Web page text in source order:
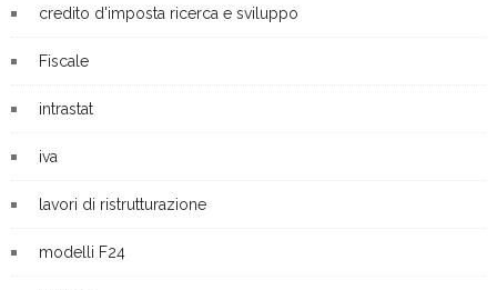
credito d'imposta ricerca e sviluppo
Fiscale
intrastat
iva
lavori di ristrutturazione
modelli F24